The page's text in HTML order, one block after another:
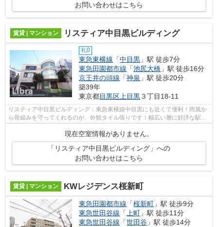
お問い合わせはこちら
賃貸 | マンション リスティア中目黒ビルディング
礼0
東急東横線 「中目黒 」駅 徒歩7分
東急田園都市線 「池尻大橋 」駅 徒歩16分
京王井の頭線 「神泉 」駅 徒歩20分
築39年
東京都目黒区 上目黒３丁目18-11
リスティア中目黒ビルディング：東急東横線中目黒にも近くて便利！雨風か
ら骨組みを守ってくれるのが、外観タイル張りです！幅広い層に好評な駅か
ら徒歩7分に立地する物件となります！...
現在空室情報がありません。
「リスティア中目黒ビルディング」への
お問い合わせはこちら
賃貸 | マンション KWレジデンス桜新町
東急田園都市線 「桜新町 」駅 徒歩9分
東急世田谷線 「 上町 」駅 徒歩11分
東急世田谷線 「世田谷 」駅 徒歩14分